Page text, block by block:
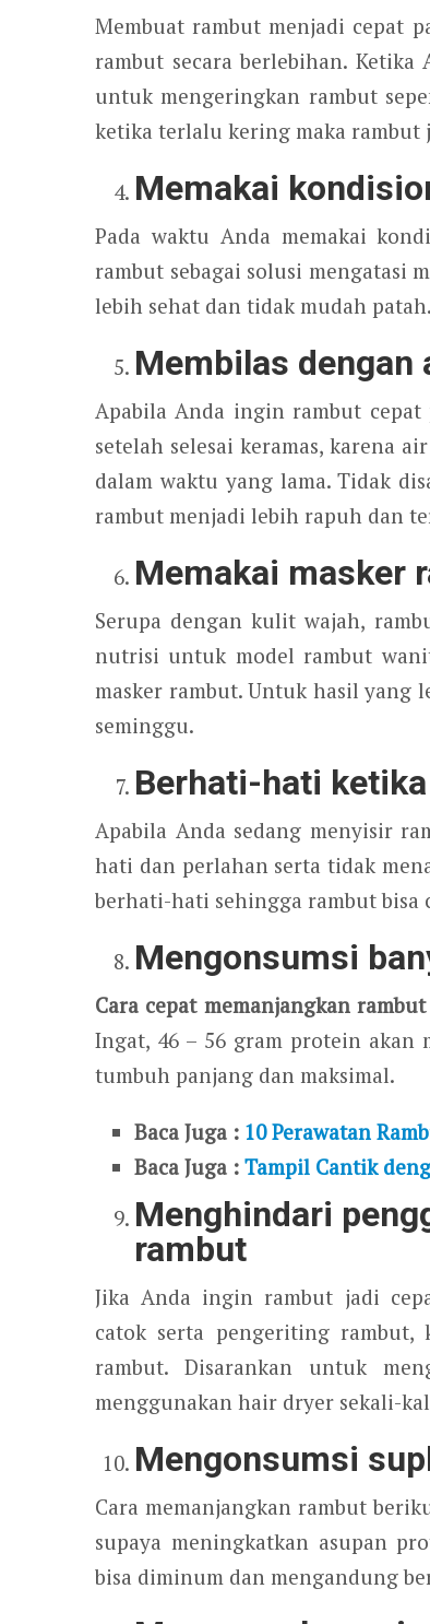
Membuat rambut menjadi cepat
rambut secara berlebihan.
untuk mengeringkan rambut
ketika terlalu kering maka rambut
Memakai
Pada waktu Anda memakai
rambut sebagai solusi mengatasi
lebih sehat dan tidak mudah patah.
Membilas dengan
Apabila Anda ingin rambut
setelah selesai keramas, karena
dalam waktu yang lama. Tidak
rambut menjadi lebih rapuh dan
Memakai masker
Serupa dengan kulit wajah,
nutrisi untuk model rambut
masker rambut. Untuk hasil yang
seminggu.
Berhati-hati
Apabila Anda sedang menyisir
hati dan perlahan serta tidak
berhati-hati sehingga rambut bisa
Mengonsumsi
Cara cepat memanjangkan
Ingat, 46 – 56 gram protein akan
tumbuh panjang dan maksimal.
Baca Juga : 10 Perawatan
Baca Juga :Tampil Cantik
Menghindari
rambut
Jika Anda ingin rambut jadi
catok serta pengeriting rambut,
rambut. Disarankan untuk
menggunakan hair dryer sekali-
Mengonsumsi
Cara memanjangkan rambut
supaya meningkatkan asupan
bisa diminum dan mengandung